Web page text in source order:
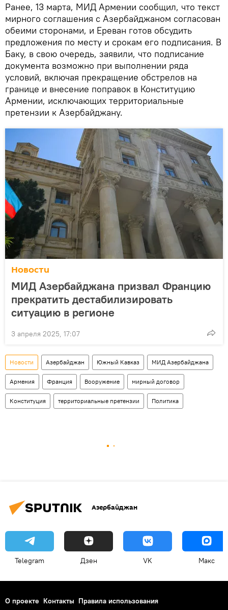
Ранее, 13 марта, МИД Армении сообщил, что текст
мирного соглашения с Азербайджаном согласован
обеими сторонами, и Ереван готов обсудить
предложения по месту и срокам его подписания. В
Баку, в свою очередь, заявили, что подписание
документа возможно при выполнении ряда
условий, включая прекращение обстрелов на
границе и внесение поправок в Конституцию
Армении, исключающих территориальные
претензии к Азербайджану.
Новости
МИД Азербайджана призвал Францию
прекратить дестабилизировать
ситуацию в регионе
3 апреля 2025, 17:07
Новости Азербайджан Южный Кавказ МИД Азербайджана
Армения Франция Вооружение мирный договор
Конституция территориальные претензии Политика
Азербайджан
Telegram Дзен VK Макс
О проекте Контакты Правила использования